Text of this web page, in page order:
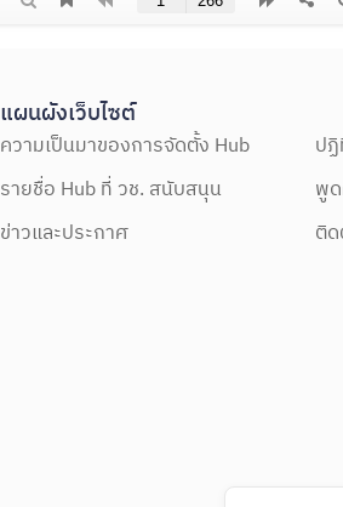
แผนผังเว็บไซต์
ความเป็นมาของการจัดตั้ง Hub
รายชื่อ Hub ที่ วช. สนับสนุน
ข่าวและประกาศ
ป
พู
ติ